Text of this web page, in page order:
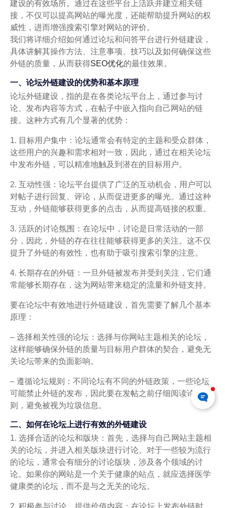
建设的有效场所。通过在这些平台上活跃并建立相关链
接，不仅可以提高网站的曝光度，还能帮助提升网站的权
威性，进而增强搜索引擎对网站的评价。
我们将详细介绍如何通过论坛和问答平台进行外链建设，
具体讲解其操作方法、注意事项、技巧以及如何确保这些
外链的质量，从而获得SEO优化的最佳效果。
一、论坛外链建设的优势和基本原理
论坛外链建设，指的是在各类论坛平台上，通过参与讨
论、发布内容等方式，在帖子中嵌入指向自己网站的链
接。这种方式有几个显著的优势：
1. 目标用户集中：论坛通常会有特定的主题和受众群体，
这些用户的兴趣和需求相对一致，因此，通过在相关论坛
中发布外链，可以精准地触及到潜在的目标用户。
2. 互动性强：论坛平台提供了广泛的互动机会，用户可以
对帖子进行回复、评论，从而促进更多的曝光。通过这种
互动，外链能够获得更多的点击，从而提高链接的权重。
3. 活跃的讨论氛围：在论坛中，讨论是日常活动的一部
分，因此，外链的存在往往能够获得更多的关注。这不仅
提升了外链的有效性，也有助于吸引搜索引擎的注意。
4. 长期存在的外链：一旦外链被发布并受到关注，它们通
常能够长期存在，这为网站带来稳定的流量和外链支持。
要在论坛中有效地进行外链建设，首先需要了解几个基本
原理：
– 选择相关性强的论坛：选择与你网站主题相关的论坛，
这样能够确保外链的质量与目标用户群体的契合，避免无
关论坛带来的负面影响。
– 遵循论坛规则：不同论坛有不同的外链政策，一些论坛
可能禁止外链的发布，因此要在发帖之前仔细阅读论坛规
则，避免被视为垃圾信息。
二、如何在论坛上进行有效的外链建设
1. 选择合适的论坛和版块：首先，选择与自己网站主题相
关的论坛，并进入相关版块进行讨论。对于一些较为流行
的论坛，通常会有细分的讨论版块，涉及各个领域的讨
论。如果你的网站是一个关于健康的站点，就应选择医学
健康类的论坛，而不是与之无关的论坛。
2. 积极参与讨论，提供价值内容：在论坛上发布外链时，